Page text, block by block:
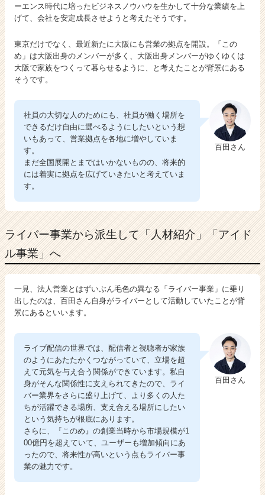
ーエンス時代に培ったビジネスノウハウを生かして十分な業績を上
げて、会社を安定成長させようと考えたそうです。
東京だけでなく、最近新たに大阪にも営業の拠点を開設。「この
め」は大阪出身のメンバーが多く、大阪出身メンバーがゆくゆくは
大阪で家族をつくって暮らせるように、と考えたことが背景にある
そうです。
百田さん
社員の大切な人のためにも、社員が働く場所を
できるだけ自由に選べるようにしたいという想
いもあって、営業拠点を各地に増やしていま
す。
まだ全国展開とまではいかないものの、将来的
には着実に拠点を広げていきたいと考えていま
す。
ライバー事業から派生して「人材紹介」「アイド
ル事業」へ
一見、法人営業とはずいぶん毛色の異なる「ライバー事業」に乗り
出したのは、百田さん自身がライバーとして活動していたことが背
景にあるといいます。
百田さん
ライブ配信の世界では、配信者と視聴者が家族
のようにあたたかくつながっていて、立場を超
えて元気を与え合う関係ができています。私自
身がそんな関係性に支えられてきたので、ライ
バー業界をさらに盛り上げて、より多くの人た
ちが活躍できる場所、支え合える場所にしたい
という気持ちが根底にあります。
さらに、『このめ』の創業当時から市場規模が1
00億円を超えていて、ユーザーも増加傾向にあ
ったので、将来性が高いという点もライバー事
業の魅力です。